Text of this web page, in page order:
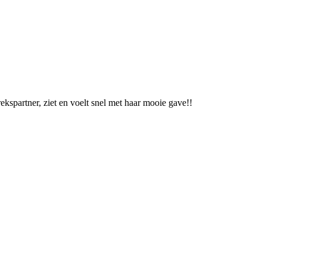
ziet en voelt snel met haar mooie gave!!